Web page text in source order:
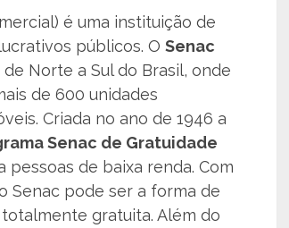
é uma instituição de
públicos. O Senac
Norte a Sul do Brasil, onde
de 600 unidades
Criada no ano de 1946 a
Senac de Gratuidade
de baixa renda. Com
Senac pode ser a forma de
gratuita. Além do